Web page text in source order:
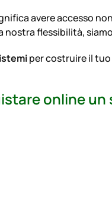
avere accesso
nostra flessibilità,
per costruire il tuo
online